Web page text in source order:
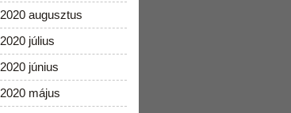
2020 augusztus
2020 július
2020 június
2020 május